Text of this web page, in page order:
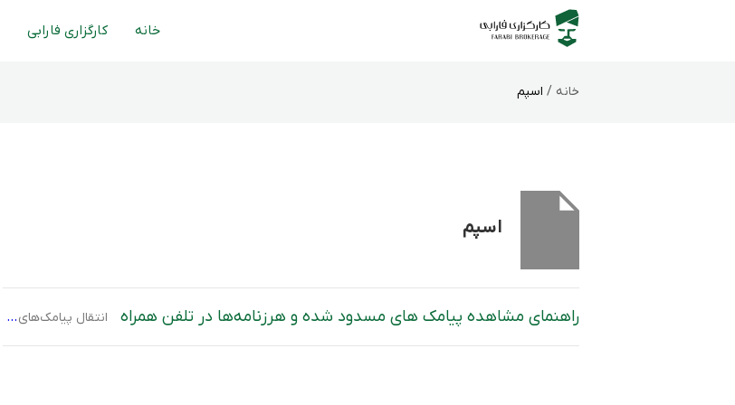
خانه کارگزاری فارابی
خانه / اسپم
اسپم
راهنمای مشاهده پیامک های مسدود شده و هرزنامه‌ها در تلفن همراه انتقال پیامک‌های تلفن همراه به پوشه‌ی هرزنامه یا مسدود شدن آن‌ها ممکن است به دلایل مختلفی اتفاق بیفتد. در برخی موارد ممکن است حتی پیام‌های مهم نیز به‌اشتباه به‌عنوان «هرزنامه» شناخته شده و کاربر از دریافت آن‌ها بی‌اطلاع بماند. در این مقاله، به‌صورت ساده و کاربردی توضیح داده‌ایم چگونه می‌توانید پیامک‌های مسدود شده را در […]